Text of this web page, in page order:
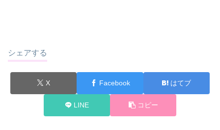
シェアする
X Facebook はてブ
LINE コピー